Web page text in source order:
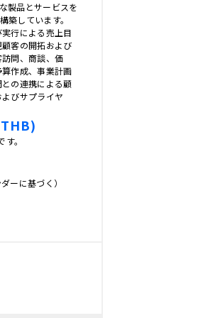
製品とサービスを
築しています。
行による売上目
客の開拓および
問、商談、価
作成、事業計画
の連携による顧
びサプライヤ
。
ーに基づく）